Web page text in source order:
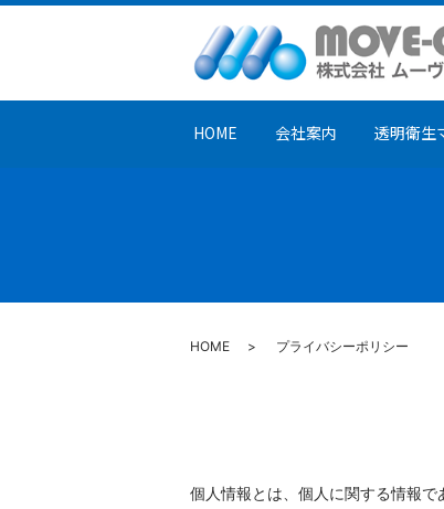
HOME 会社案内 透明衛生
HOME プライバシーポリシー
個人情報とは、個人に関する情報